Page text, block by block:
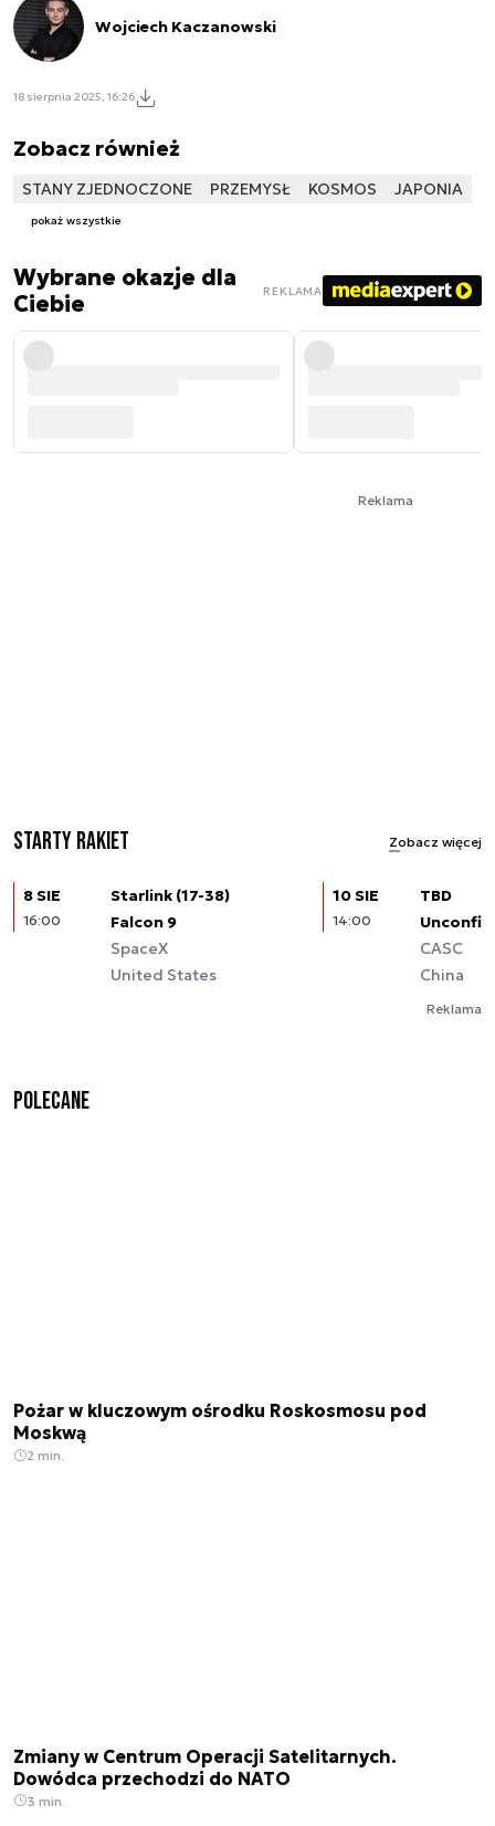
Wojciech Kaczanowski
18 sierpnia 2025, 16:26
Zobacz również
STANY ZJEDNOCZONE PRZEMYSŁ KOSMOS JAPONIA
pokaż wszystkie
Wybrane okazje dla
Ciebie
REKLAMA
Reklama
Starty rakiet Zobacz więcej
8 SIE
16:00
Starlink (17-38)
Falcon 9
SpaceX
United States
10 SIE
14:00
TBD
CASC
China
Reklama
Polecane
Pożar w kluczowym ośrodku Roskosmosu pod
Moskwą
2 min.
Zmiany w Centrum Operacji Satelitarnych.
Dowódca przechodzi do NATO
3 min.